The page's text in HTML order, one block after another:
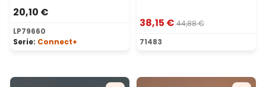
20,10 €
LP79660
Serie: Connect+
38,15 € 44,88 €
71483